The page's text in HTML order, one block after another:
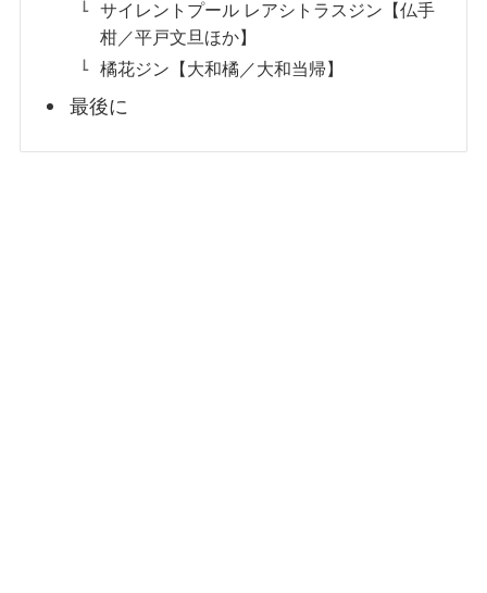
サイレントプール レアシトラスジン【仏手
柑／平戸文旦ほか】
橘花ジン【大和橘／大和当帰】
最後に